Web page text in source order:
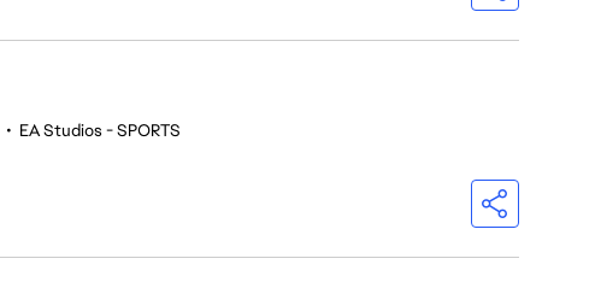
• EA Studios - SPORTS